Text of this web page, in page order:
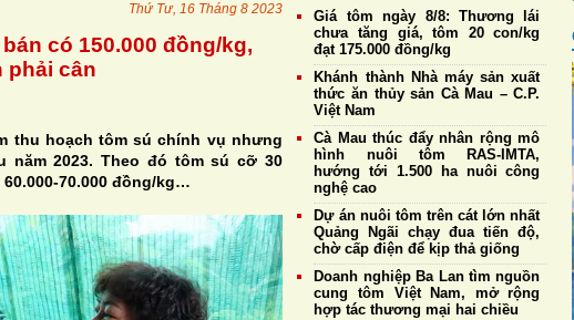
Thứ Tư, 16 Tháng 8 2023
có 150.000 đồng/kg,
phải cân
thu hoạch tôm sú chính vụ nhưng
năm 2023. Theo đó tôm sú cỡ 30
70.000 đồng/kg…
Giá tôm ngày 8/8: Thương lái
chưa tăng giá, tôm 20 con/kg
đạt 175.000 đồng/kg
Khánh thành Nhà máy sản xuất
thức ăn thủy sản Cà Mau – C.P.
Việt Nam
Cà Mau thúc đẩy nhân rộng mô
hình nuôi tôm RAS-IMTA,
hướng tới 1.500 ha nuôi công
nghệ cao
Dự án nuôi tôm trên cát lớn nhất
Quảng Ngãi chạy đua tiến độ,
chờ cấp điện để kịp thả giống
Doanh nghiệp Ba Lan tìm nguồn
cung tôm Việt Nam, mở rộng
hợp tác thương mại hai chiều